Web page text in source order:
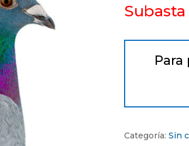
Categoría: Sin